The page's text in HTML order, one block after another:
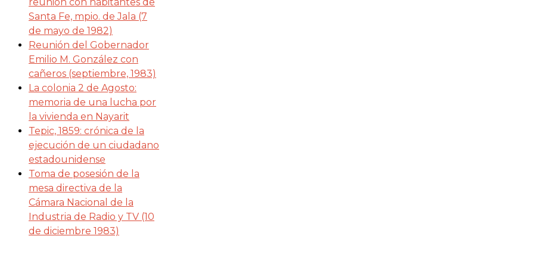
reunión con habitantes de
Santa Fe, mpio. de Jala (7
de mayo de 1982)
Reunión del Gobernador
Emilio M. González con
cañeros (septiembre, 1983)
La colonia 2 de Agosto:
memoria de una lucha por
la vivienda en Nayarit
Tepic, 1859: crónica de la
ejecución de un ciudadano
estadounidense
Toma de posesión de la
mesa directiva de la
Cámara Nacional de la
Industria de Radio y TV (10
de diciembre 1983)